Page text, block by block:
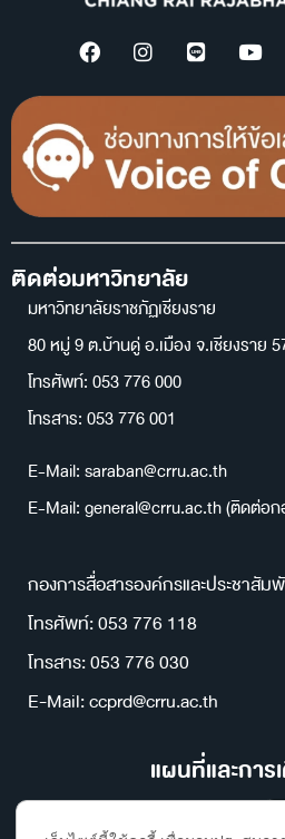
ติดต่อมหาวิทยาลัย
มหาวิทยาลัยราชภัฏเชียงราย
80 หมู่ 9 ต.บ้านดู่ อ.เมือง จ.เชียงราย
โทรศัพท์: 053 776 000
โทรสาร: 053 776 001
E-Mail: saraban@crru.ac.th
E-Mail: general@crru.ac.th (ติดต่อก
กองการสื่อสารองค์กรและประชาสัม
โทรศัพท์: 053 776 118
โทรสาร: 053 776 030
E-Mail: ccprd@crru.ac.th
แผนที่และการ